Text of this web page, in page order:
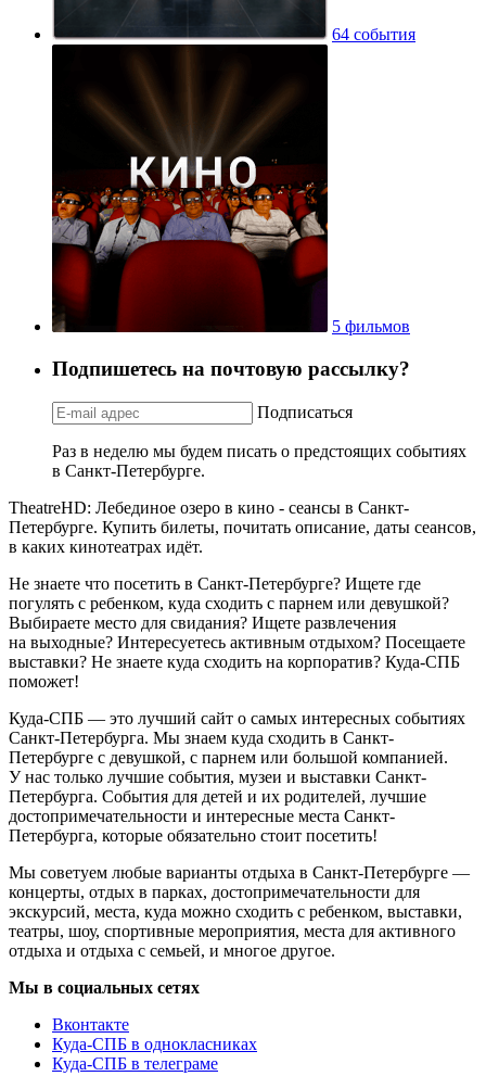
64 события
5 фильмов
Подпишетесь на почтовую рассылку?
Подписаться
Раз в неделю мы будем писать о предстоящих событиях
в Санкт-Петербурге.
TheatreHD: Лебединое озеро в кино - сеансы в Санкт-
Петербурге. Купить билеты, почитать описание, даты сеансов,
в каких кинотеатрах идёт.
Не знаете что посетить в Санкт-Петербурге? Ищете где
погулять с ребенком, куда сходить с парнем или девушкой?
Выбираете место для свидания? Ищете развлечения
на выходные? Интересуетесь активным отдыхом? Посещаете
выставки? Не знаете куда сходить на корпоратив? Куда-СПБ
поможет!
Куда-СПБ — это лучший сайт о самых интересных событиях
Санкт-Петербурга. Мы знаем куда сходить в Санкт-
Петербурге с девушкой, с парнем или большой компанией.
У нас только лучшие события, музеи и выставки Санкт-
Петербурга. События для детей и их родителей, лучшие
достопримечательности и интересные места Санкт-
Петербурга, которые обязательно стоит посетить!
Мы советуем любые варианты отдыха в Санкт-Петербурге —
концерты, отдых в парках, достопримечательности для
экскурсий, места, куда можно сходить с ребенком, выставки,
театры, шоу, спортивные мероприятия, места для активного
отдыха и отдыха с семьей, и многое другое.
Мы в социальных сетях
Вконтакте
Куда-СПБ в однокласниках
Куда-СПБ в телеграме